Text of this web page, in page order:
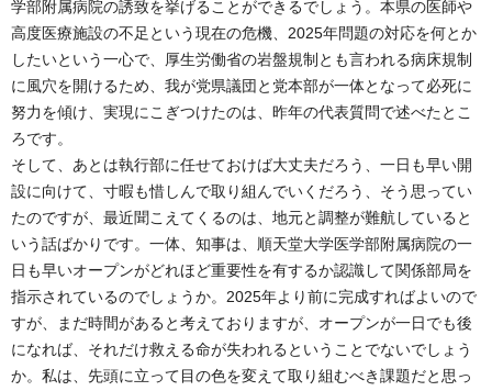
学部附属病院の誘致を挙げることができるでしょう。本県の医師や
高度医療施設の不足という現在の危機、2025年問題の対応を何とか
したいという一心で、厚生労働省の岩盤規制とも言われる病床規制
に風穴を開けるため、我が党県議団と党本部が一体となって必死に
努力を傾け、実現にこぎつけたのは、昨年の代表質問で述べたとこ
ろです。
そして、あとは執行部に任せておけば大丈夫だろう、一日も早い開
設に向けて、寸暇も惜しんで取り組んでいくだろう、そう思ってい
たのですが、最近聞こえてくるのは、地元と調整が難航していると
いう話ばかりです。一体、知事は、順天堂大学医学部附属病院の一
日も早いオープンがどれほど重要性を有するか認識して関係部局を
指示されているのでしょうか。2025年より前に完成すればよいので
すが、まだ時間があると考えておりますが、オープンが一日でも後
になれば、それだけ救える命が失われるということでないでしょう
か。私は、先頭に立って目の色を変えて取り組むべき課題だと思っ